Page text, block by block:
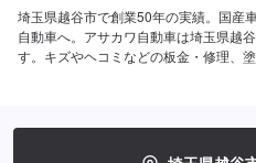
埼玉県越谷市で創業50年の実績。国産
自動車へ。アサカワ自動車は埼玉県越
す。キズやヘコミなどの板金・修理、
内容】鈑金・塗装・修理、車検・整備